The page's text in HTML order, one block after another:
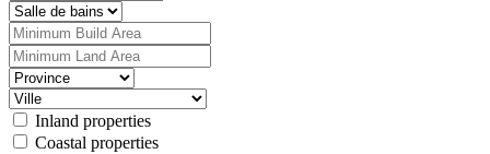
Inland properties
Coastal properties